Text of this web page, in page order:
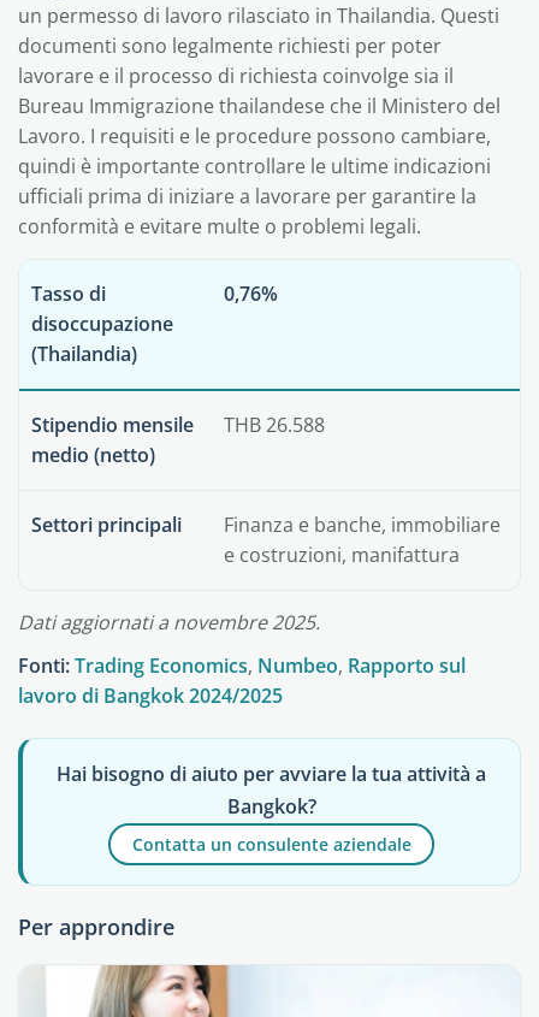
un permesso di lavoro rilasciato in Thailandia. Questi
documenti sono legalmente richiesti per poter
lavorare e il processo di richiesta coinvolge sia il
Bureau Immigrazione thailandese che il Ministero del
Lavoro. I requisiti e le procedure possono cambiare,
quindi è importante controllare le ultime indicazioni
ufficiali prima di iniziare a lavorare per garantire la
conformità e evitare multe o problemi legali.
Tasso di
disoccupazione
(Thailandia)
0,76%
Stipendio mensile
medio (netto)
THB 26.588
Settori principali
Finanza e banche, immobiliare
e costruzioni, manifattura
Dati aggiornati a novembre 2025.
Fonti:Trading Economics, Numbeo, Rapporto sul
lavoro di Bangkok 2024/2025
Hai bisogno di aiuto per avviare la tua attività a
Bangkok?
Contatta un consulente aziendale
Per approndire